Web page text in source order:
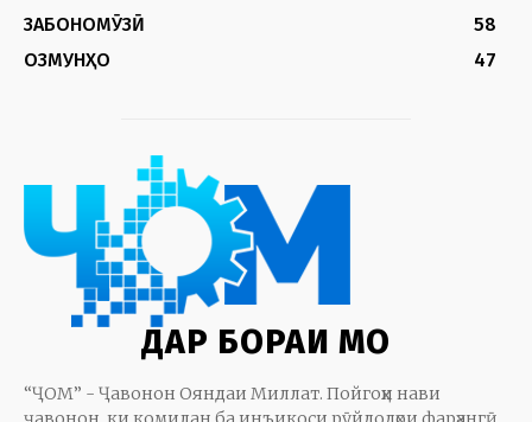
ЗАБОНОМӮЗӢ
58
ОЗМУНҲО
47
ДАР БОРАИ МО
“ҶОМ” - Ҷавонон Ояндаи Миллат. Пойгоҳи нави